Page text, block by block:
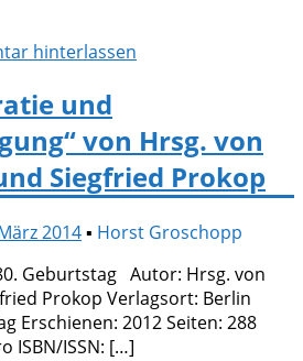
hinterlassen
und
von Hrsg. von
Siegfried Prokop
2014▪ Horst Groschopp
Geburtstag Autor: Hrsg. von
Prokop Verlagsort: Berlin
Erschienen: 2012 Seiten: 288
ISBN/ISSN: […]